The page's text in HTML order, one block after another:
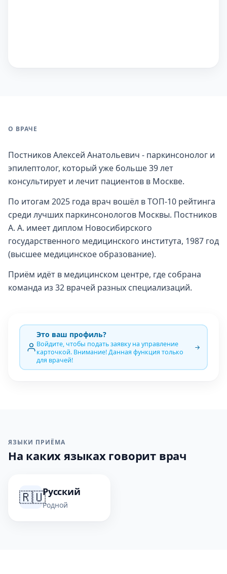
О ВРАЧЕ
Постников Алексей Анатольевич - паркинсонолог и
эпилептолог, который уже больше 39 лет
консультирует и лечит пациентов в Москве.
По итогам 2025 года врач вошёл в ТОП-10 рейтинга
среди лучших паркинсонологов Москвы. Постников
А. А. имеет диплом Новосибирского
государственного медицинского института, 1987 год
(высшее медицинское образование).
Приём идёт в медицинском центре, где собрана
команда из 32 врачей разных специализаций.
Это ваш профиль?
Войдите, чтобы подать заявку на управление
карточкой. Внимание! Данная функция только
для врачей!
ЯЗЫКИ ПРИЁМА
На каких языках говорит врач
🇷🇺Русский
Родной